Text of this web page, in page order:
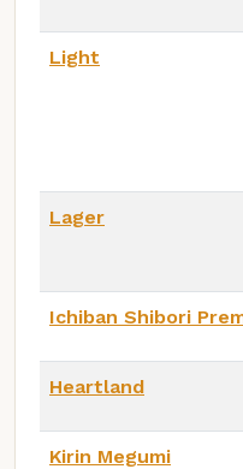
Light
Lager
Ichiban Shibori
Heartland
Kirin Megumi